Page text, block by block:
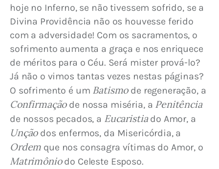
hoje no Inferno, se não tivessem sofrido, se a
Divina Providência não os houvesse ferido
com a adversidade! Com os sacramentos, o
sofrimento aumenta a graça e nos enriquece
de méritos para o Céu. Será mister prová-lo?
Já não o vimos tantas vezes nestas páginas?
O sofrimento é um Batismo de regeneração, a
Confirmação de nossa miséria, a Penitência
de nossos pecados, a Eucaristia do Amor, a
Unção dos enfermos, da Misericórdia, a
Ordem que nos consagra vítimas do Amor, o
Matrimônio do Celeste Esposo.